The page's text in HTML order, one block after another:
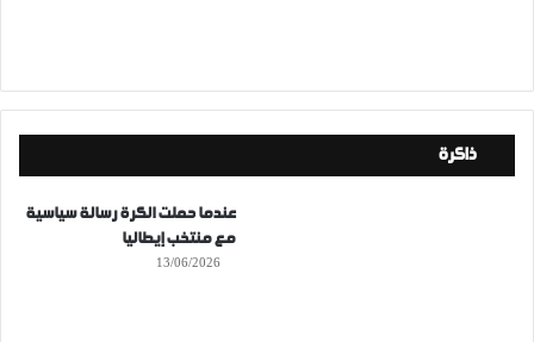
ذاكرة
عندما حملت الكرة رسالة سياسية
مع منتخب إيطاليا
13/06/2026